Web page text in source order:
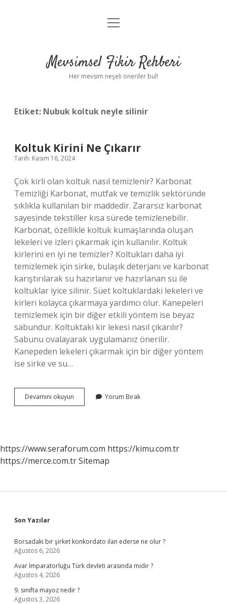
Anasayfa
Yasal Uyarı
menüyü
Mevsimsel Fikir Rehberi
Her mevsim neşeli öneriler bul!
Etiket: Nubuk koltuk neyle silinir
Koltuk Kirini Ne Çıkarır
Tarih: Kasım 16, 2024
Çok kirli olan koltuk nasıl temizlenir? Karbonat
Temizliği Karbonat, mutfak ve temizlik sektöründe
sıklıkla kullanılan bir maddedir. Zararsız karbonat
sayesinde tekstiller kısa sürede temizlenebilir.
Karbonat, özellikle koltuk kumaşlarında oluşan
lekeleri ve izleri çıkarmak için kullanılır. Koltuk
kirlerini en iyi ne temizler? Koltukları daha iyi
temizlemek için sirke, bulaşık deterjanı ve karbonat
karıştırılarak su hazırlanır ve hazırlanan su ile
koltuklar iyice silinir. Süet koltuklardaki lekeleri ve
kirleri kolayca çıkarmaya yardımcı olur. Kanepeleri
temizlemek için bir diğer etkili yöntem ise beyaz
sabundur. Koltuktaki kir lekesi nasıl çıkarılır?
Sabunu ovalayarak uygulamanız önerilir.
Kanepeden lekeleri çıkarmak için bir diğer yöntem
ise sirke ve su…
Devamını okuyun
Kirini
Yorum Bırak
https://www.seraforum.com https://kimu.com.tr
https://merce.com.trSitemap
Sidebar
Son Yazılar
Borsadaki bir şirket konkordato ilan ederse ne olur ?
Ağustos 6, 2026
Avar İmparatorluğu Türk devleti arasında mıdır ?
Ağustos 4, 2026
9. sınıfta mayoz nedir ?
Ağustos 3, 2026